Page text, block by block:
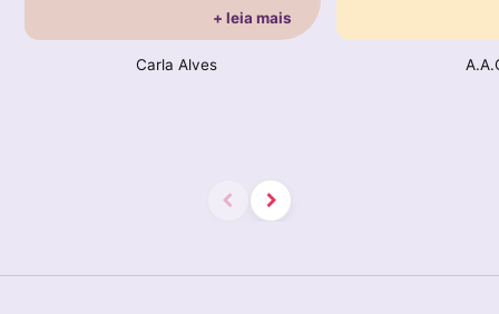
+ leia mais
Carla Alves